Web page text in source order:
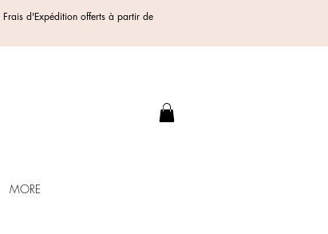
Frais d'Expédition offerts à partir de
MORE